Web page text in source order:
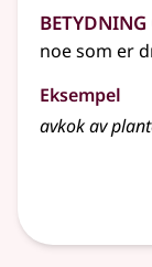
noe som er
Eksempel
avkok av